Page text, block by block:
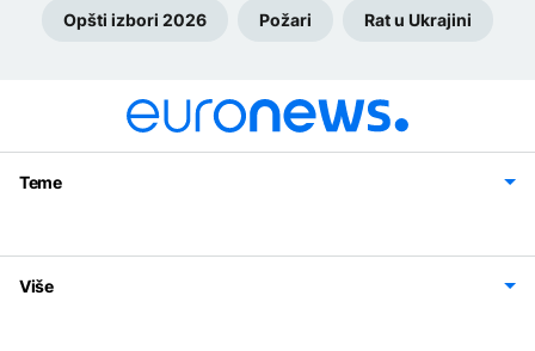
Opšti izbori 2026 Požari Rat u Ukrajini
Teme
Svijet
Sport
Magazin
Više